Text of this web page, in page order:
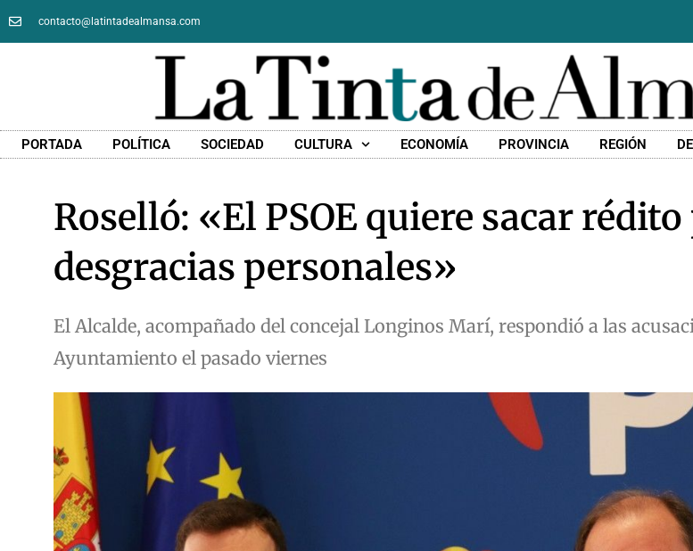
contacto@latintadealmansa.com
PORTADA POLÍTICA SOCIEDAD CULTURA ECONOMÍA PROVINCIA REGIÓN
Roselló: «El PSOE quiere sacar
desgracias personales»
El Alcalde, acompañado del concejal Longinos Marí, respondió a las
Ayuntamiento el pasado viernes